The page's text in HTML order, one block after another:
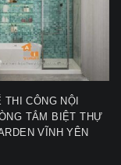
THI CÔNG NỘI
TẮM BIỆT THỰ
VĨNH YÊN